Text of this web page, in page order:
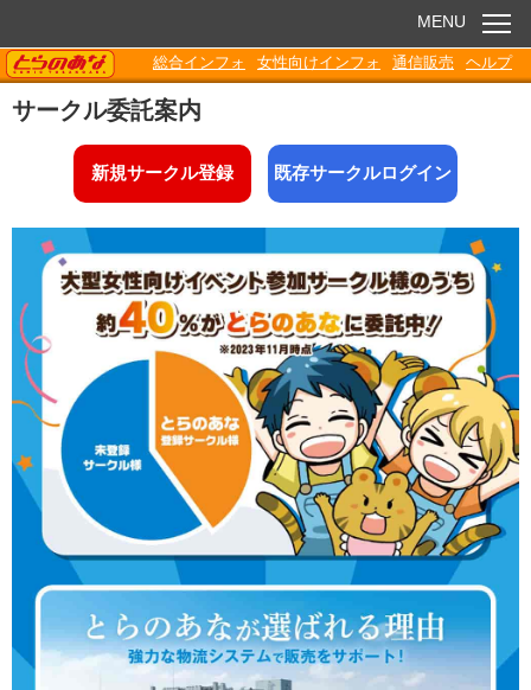
お知らせ
電子書籍
Q&A
各種ダウンロード
MENU
TORANOANA
総合インフォ 女性向けインフォ 通信販売 ヘルプ
サークル委託案内
新規サークル登録 既存サークルログイン